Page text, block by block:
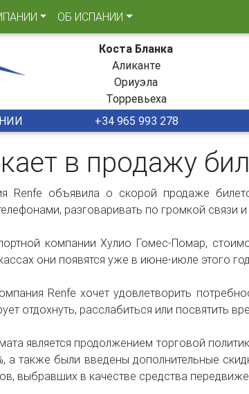
ОБ ИСПАНИИ
Коста Бланка
Аликанте
Ориуэла
Торревьеха
+34 965 993 278
в продажу
Renfe объявила о скорой продаже
разговаривать по громкой связи
компании Хулио Гомес-Помар,
они появятся уже в июне-июле этого
Renfe хочет удовлетворить
отдохнуть, расслабиться или посвятить
является продолжением торговой
а также были введены дополнительные
выбравших в качестве средства